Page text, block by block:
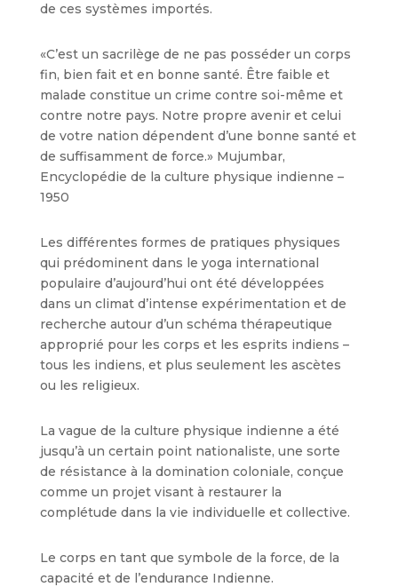
de ces systèmes importés.
«C’est un sacrilège de ne pas posséder un corps
fin, bien fait et en bonne santé. Être faible et
malade constitue un crime contre soi-même et
contre notre pays. Notre propre avenir et celui
de votre nation dépendent d’une bonne santé et
de suffisamment de force.» Mujumbar,
Encyclopédie de la culture physique indienne –
1950
Les différentes formes de pratiques physiques
qui prédominent dans le yoga international
populaire d’aujourd’hui ont été développées
dans un climat d’intense expérimentation et de
recherche autour d’un schéma thérapeutique
approprié pour les corps et les esprits indiens –
tous les indiens, et plus seulement les ascètes
ou les religieux.
La vague de la culture physique indienne a été
jusqu’à un certain point nationaliste, une sorte
de résistance à la domination coloniale, conçue
comme un projet visant à restaurer la
complétude dans la vie individuelle et collective.
Le corps en tant que symbole de la force, de la
capacité et de l’endurance Indienne.